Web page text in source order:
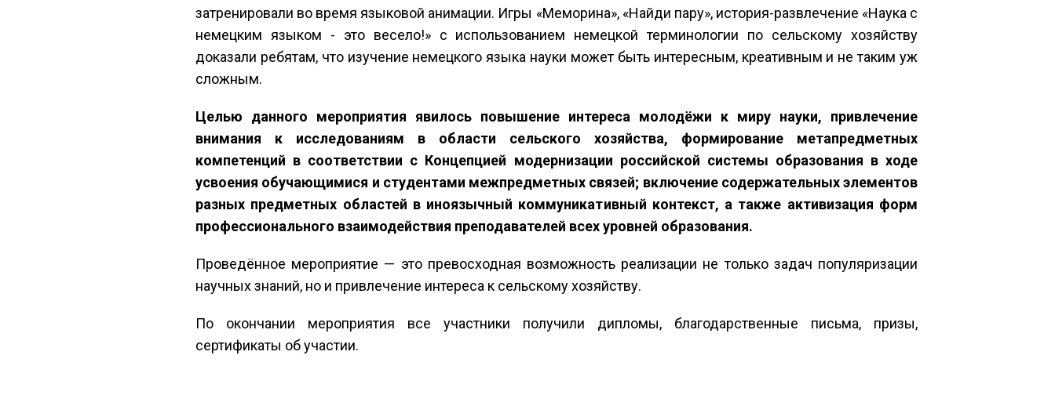
затренировали во время языковой анимации. Игры «Меморина», «Найди пару», история-развлечение «Наука с
немецким языком - это весело!» с использованием немецкой терминологии по сельскому хозяйству
доказали ребятам, что изучение немецкого языка науки может быть интересным, креативным и не таким уж
сложным.
Целью данного мероприятия явилось повышение интереса молодёжи к миру науки, привлечение
внимания к исследованиям в области сельского хозяйства, формирование метапредметных
компетенций в соответствии с Концепцией модернизации российской системы образования в ходе
усвоения обучающимися и студентами межпредметных связей; включение содержательных элементов
разных предметных областей в иноязычный коммуникативный контекст, а также активизация форм
профессионального взаимодействия преподавателей всех уровней образования.
Проведённое мероприятие — это превосходная возможность реализации не только задач популяризации
научных знаний, но и привлечение интереса к сельскому хозяйству.
По окончании мероприятия все участники получили дипломы, благодарственные письма, призы,
сертификаты об участии.